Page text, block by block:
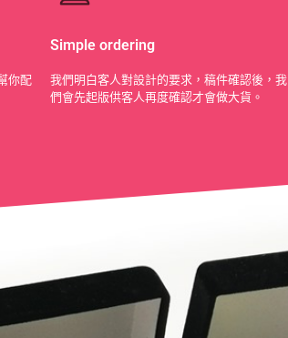
你配
Simple ordering
我們明白客人對設計的要求，稿件確認後，我
們會先起版供客人再度確認才會做大貨。